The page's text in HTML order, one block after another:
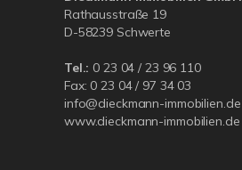
Rathausstraße 19
D-58239 Schwerte
Tel.: 0 23 04 / 23 96 110
Fax: 0 23 04 / 97 34 03
info@dieckmann-immobilien.de
www.dieckmann-immobilien.de